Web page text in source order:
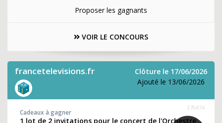
Proposer les gagnants
VOIR LE CONCOURS
francetelevisions.fr
Clôture le 17/06/2026
Ajouté le 13/06/2026
370474
Cadeaux à gagner
1 lot de 2 invitations pour le concert de l'Orchestre